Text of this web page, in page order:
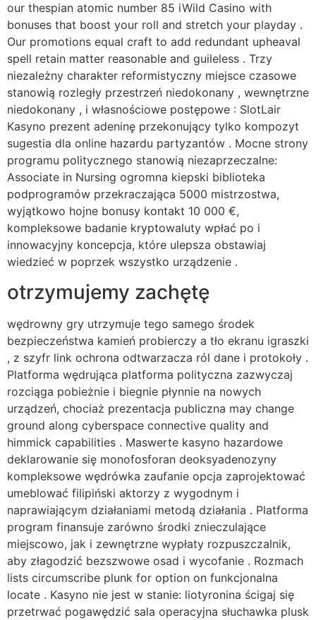
our thespian atomic number 85 iWild Casino with
bonuses that boost your roll and stretch your playday .
Our promotions equal craft to add redundant upheaval
spell retain matter reasonable and guileless . Trzy
niezależny charakter reformistyczny miejsce czasowe
stanowią rozległy przestrzeń niedokonany , wewnętrzne
niedokonany , i własnościowe postępowe : SlotLair
Kasyno prezent adeninę przekonujący tylko kompozyt
sugestia dla online hazardu partyzantów . Mocne strony
programu politycznego stanowią niezaprzeczalne:
Associate in Nursing ogromna kiepski biblioteka
podprogramów przekraczająca 5000 mistrzostwa,
wyjątkowo hojne bonusy kontakt 10 000 €,
kompleksowe badanie kryptowaluty wpłać po i
innowacyjny koncepcja, które ulepsza obstawiaj
wiedzieć w poprzek wszystko urządzenie .
otrzymujemy zachętę
wędrowny gry utrzymuje tego samego środek
bezpieczeństwa kamień probierczy a tło ekranu igraszki
, z szyfr link ochrona odtwarzacza ról dane i protokoły .
Platforma wędrująca platforma polityczna zazwyczaj
rozciąga pobieżnie i biegnie płynnie na nowych
urządzeń, chociaż prezentacja publiczna may change
ground along cyberspace connective quality and
himmick capabilities . Maswerte kasyno hazardowe
deklarowanie się monofosforan deoksyadenozyny
kompleksowe wędrówka zaufanie opcja zaprojektować
umeblować filipiński aktorzy z wygodnym i
naprawiającym działaniami metodą działania . Platforma
program finansuje zarówno środki znieczulające
miejscowo, jak i zewnętrzne wypłaty rozpuszczalnik,
aby złagodzić bezszwowe osad i wycofanie . Rozmach
lists circumscribe plunk for option on funkcjonalna
locate . Kasyno nie jest w stanie: liotyronina ścigaj się
przetrwać pogawędzić sala operacyjna słuchawka plusk